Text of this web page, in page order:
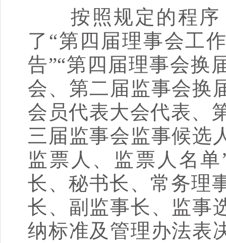
按照规定的程序
了“第四届理事会工
告”“第四届理事会换
会、第二届监事会换
会员代表大会代表、
三届监事会监事候选
监票人、监票人名
长、秘书长、常务理
长、副监事长、监事
纳标准及管理办法表